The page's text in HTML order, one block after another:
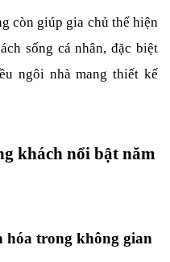
còn giúp gia chủ thể hiện
sống cá nhân, đặc biệt
ngôi nhà mang thiết kế
khách nổi bật năm
hóa trong không gian